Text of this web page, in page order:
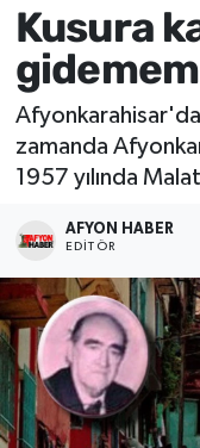
Kusura
Afyonkarahisar'da
zamanda
1957 yılında
AFYON HABER
EDITÖR
Sağlık
Eğitim
Sivil Toplum
Etkinlikler